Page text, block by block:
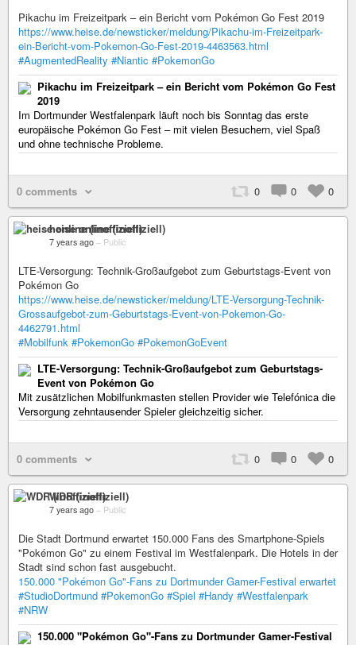
Pikachu im Freizeitpark – ein Bericht vom Pokémon Go Fest 2019
https://www.heise.de/newsticker/meldung/Pikachu-im-Freizeitpark-
ein-Bericht-vom-Pokemon-Go-Fest-2019-4463563.html
#AugmentedReality #Niantic #PokemonGo
Pikachu im Freizeitpark – ein Bericht vom Pokémon Go Fest
2019
Im Dortmunder Westfalenpark läuft noch bis Sonntag das erste
europäische Pokémon Go Fest – mit vielen Besuchern, viel Spaß
und ohne technische Probleme.
0 comments 0 0 0
heise online (inoffiziell)
7 years ago – Public
LTE-Versorgung: Technik-Großaufgebot zum Geburtstags-Event von
Pokémon Go
https://www.heise.de/newsticker/meldung/LTE-Versorgung-Technik-
Grossaufgebot-zum-Geburtstags-Event-von-Pokemon-Go-
4462791.html
#Mobilfunk #PokemonGo #PokemonGoEvent
LTE-Versorgung: Technik-Großaufgebot zum Geburtstags-
Event von Pokémon Go
Mit zusätzlichen Mobilfunkmasten stellen Provider wie Telefónica die
Versorgung zehntausender Spieler gleichzeitig sicher.
0 comments 0 0 0
WDR (inoffiziell)
7 years ago – Public
Die Stadt Dortmund erwartet 150.000 Fans des Smartphone-Spiels
"Pokémon Go" zu einem Festival im Westfalenpark. Die Hotels in der
Stadt sind schon fast ausgebucht.
150.000 "Pokémon Go"-Fans zu Dortmunder Gamer-Festival erwartet
#StudioDortmund #PokemonGo #Spiel #Handy #Westfalenpark
#NRW
150.000 "Pokémon Go"-Fans zu Dortmunder Gamer-Festival